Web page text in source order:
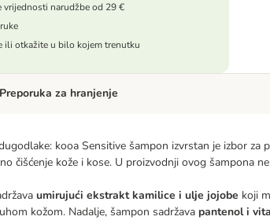
vrijednosti narudžbe od 29 €
ili otkažite u bilo kojem trenutku
kooa Sensitive šampon izvrstan je izbor za
čišćenje kože i kose. U proizvodnji ovog šampona
umirujući ekstrakt kamilice i ulje jojobe koji
kožom. Nadalje, šampon sadržava pantenol i
Preporuka za hranjenje